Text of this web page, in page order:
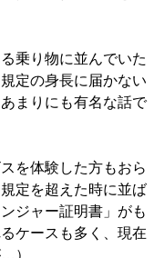
乗り物に並んでいた
定の身長に届かない
まりにも有名な話で
を体験した方もおら
定を超えた時に並ば
ジャー証明書」がも
ケースも多く、現在
）